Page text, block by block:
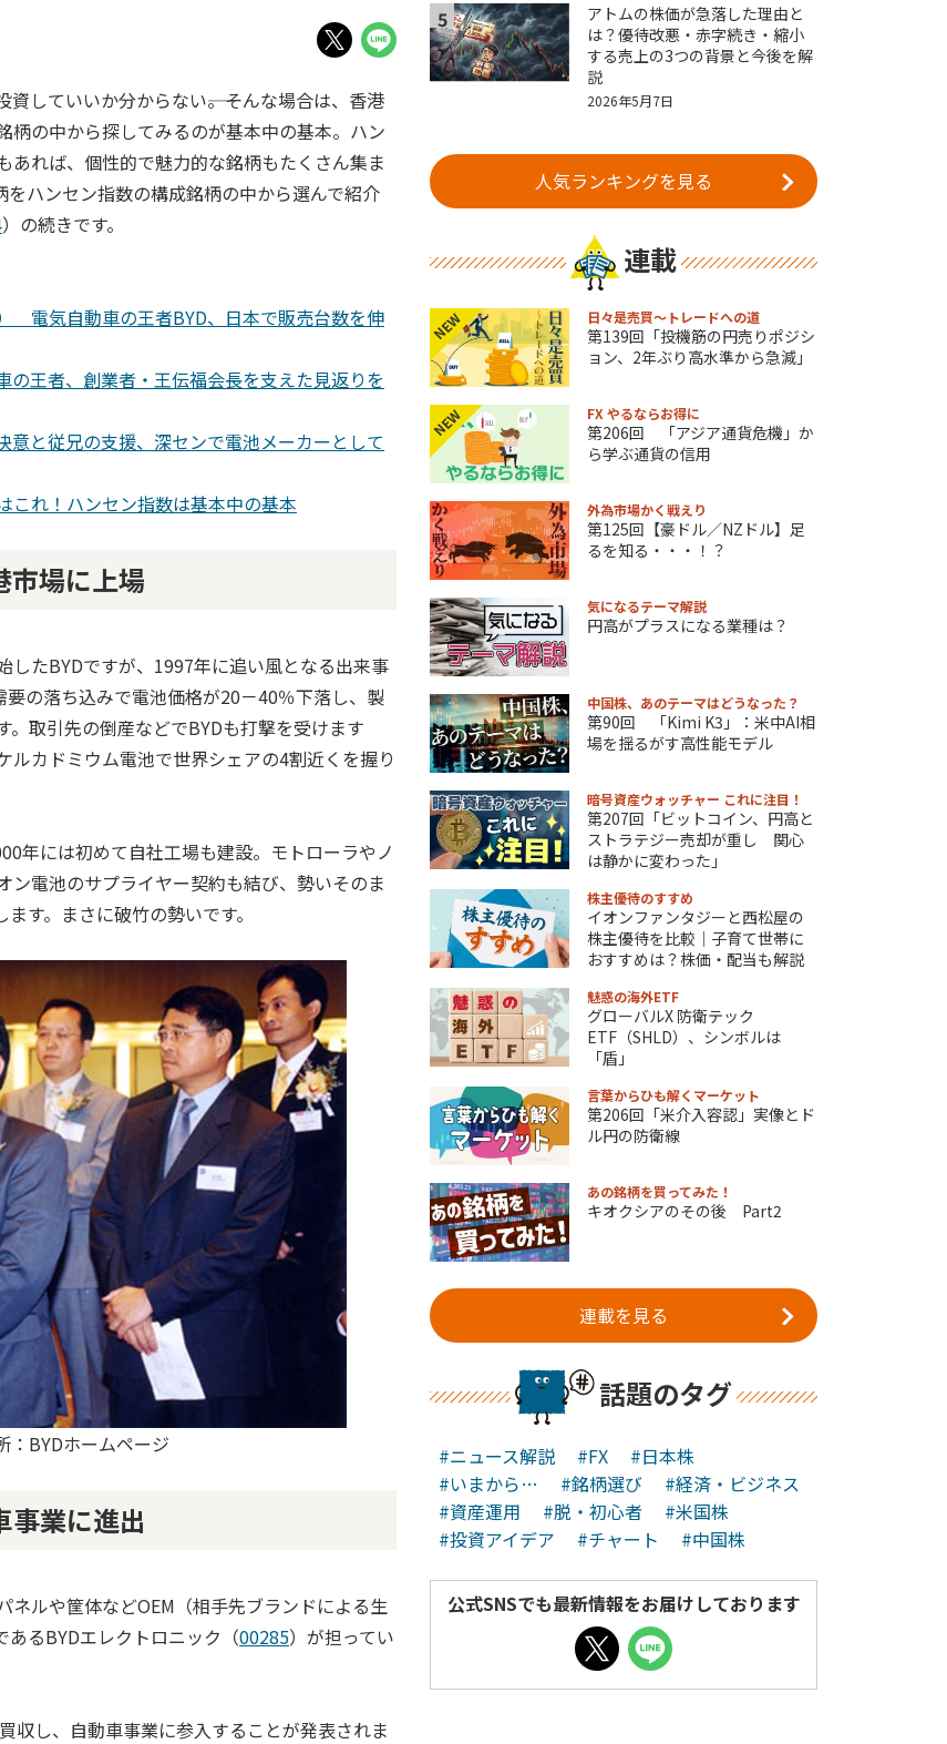
していいか分からない――。そんな場合は、香港
の中から探してみるのが基本中の基本。ハン
れば、個性的で魅力的な銘柄もたくさん集ま
ハンセン指数の構成銘柄の中から選んで紹介
）の続きです。
電気自動車の王者BYD、日本で販売台数を伸
王者、創業者・王伝福会長を支えた見返りを
と従兄の支援、深センで電池メーカーとして
れ！ハンセン指数は基本中の基本
市場に上場
たBYDですが、1997年に追い風となる出来事
の落ち込みで電池価格が20－40％下落し、製
取引先の倒産などでBYDも打撃を受けます
カドミウム電池で世界シェアの4割近くを握り
年には初めて自社工場も建設。モトローラやノ
電池のサプライヤー契約も結び、勢いそのま
す。まさに破竹の勢いです。
BYDホームページ
事業に進出
ルや筐体などOEM（相手先ブランドによる生
るBYDエレクトロニック（00285）が担ってい
収し、自動車事業に参入することが発表されま
5
アトムの株価が急落した理由と
は？優待改悪・赤字続き・縮小
する売上の3つの背景と今後を解
説
2026年5月7日
人気ランキングを見る
連載
NEW 日々是売買～トレードへの道
第139回「投機筋の円売りポジシ
ョン、2年ぶり高水準から急減」
NEW FX やるならお得に
第206回 「アジア通貨危機」か
ら学ぶ通貨の信用
外為市場かく戦えり
第125回【豪ドル／NZドル】足
るを知る・・・！？
気になるテーマ解説
円高がプラスになる業種は？
中国株、あのテーマはどうなった？
第90回 「Kimi K3」：米中AI相
場を揺るがす高性能モデル
暗号資産ウォッチャー これに注目！
第207回「ビットコイン、円高と
ストラテジー売却が重し 関心
は静かに変わった」
株主優待のすすめ
イオンファンタジーと西松屋の
株主優待を比較｜子育て世帯に
おすすめは？株価・配当も解説
魅惑の海外ETF
グローバルX 防衛テック
ETF（SHLD）、シンボルは
「盾」
言葉からひも解くマーケット
第206回「米介入容認」実像とド
ル円の防衛線
あの銘柄を買ってみた！
キオクシアのその後 Part2
連載を見る
話題のタグ
#ニュース解説 #FX
#日本株
#いまから…
#銘柄選び
#経済・ビジネス
#資産運用
#脱・初心者
#米国株
#投資アイデア
#チャート #中国株
公式SNSでも最新情報をお届けしております